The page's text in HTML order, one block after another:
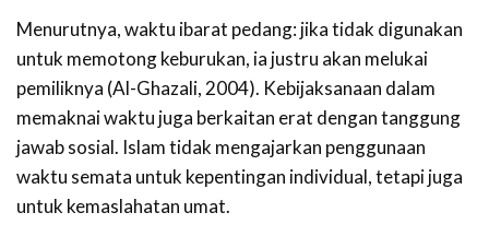
Menurutnya, waktu ibarat pedang: jika tidak digunakan
untuk memotong keburukan, ia justru akan melukai
pemiliknya (Al-Ghazali, 2004). Kebijaksanaan dalam
memaknai waktu juga berkaitan erat dengan tanggung
jawab sosial. Islam tidak mengajarkan penggunaan
waktu semata untuk kepentingan individual, tetapi juga
untuk kemaslahatan umat.